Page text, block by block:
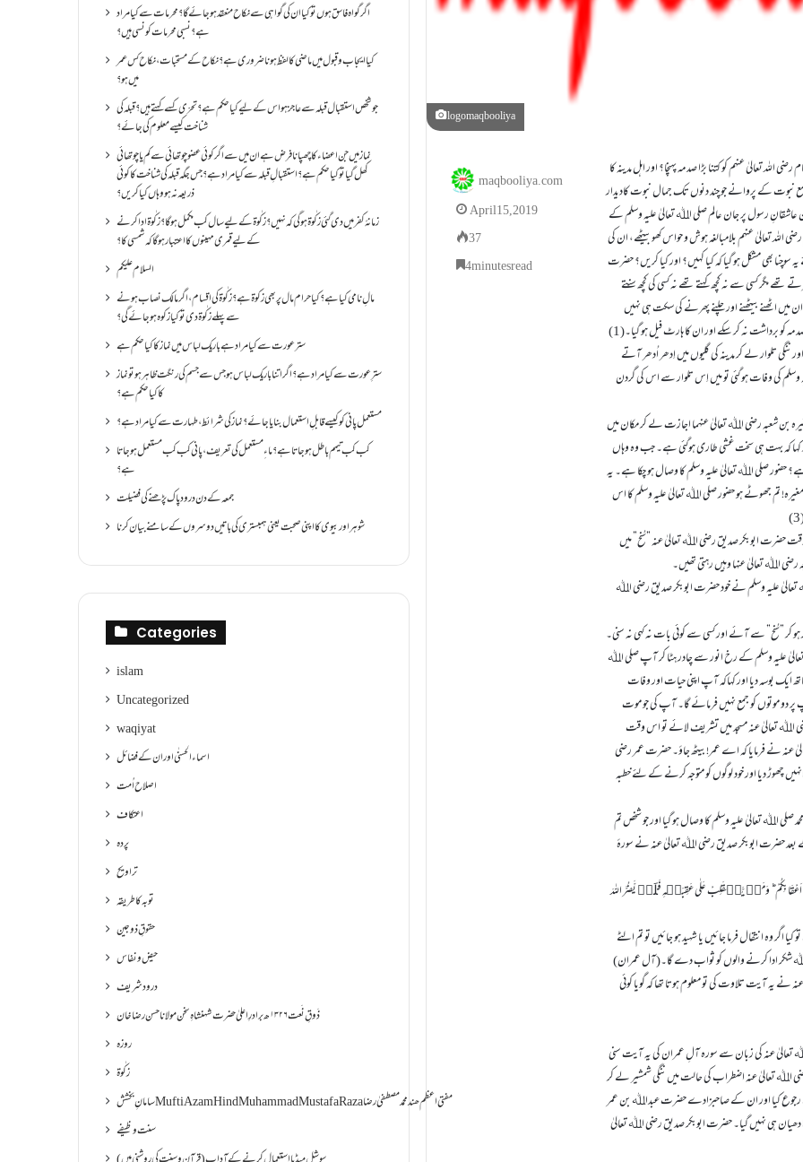
logomaqbooliya
تعالیٰ عنہم کو کتنا بڑا صدمہ پہنچا؟ اور اہل مدینہ کا
نبوت کے پروانے جو چند دنوں تک جمال نبوت کادیدار
رسول پر جان عالم صلی اﷲ تعالیٰ علیہ وسلم کے
اللہ تعالیٰ عنہم بلامبالغہ ہوش و حواس کھو بیٹھے، ان کی
بھی مشکل ہو گیا کہ کیا کہیں؟ اور کیا کریں؟ حضرت
تھے مگر کسی سے نہ کچھ کہتے تھے نہ کسی کی کچھ سنتے
اٹھنے بیٹھنے اور چلنے پھرنے کی سکت ہی نہیں
برداشت نہ کر سکے اور ان کا ہارٹ فیل ہو گیا۔(1)
تلوار لے کر مدینہ کی گلیوں میں اِدھر اُدھر آتے
کی وفات ہو گئی تو میں اِس تلوار سے اس کی گردن
شعبہ رضی اﷲ تعالیٰ عنہما اجازت لے کر مکان میں
کہ بہت ہی سخت غشی طاری ہوگئی ہے۔ جب وہ وہاں
حضور صلی اﷲ تعالیٰ علیہ وسلم کا وصال ہو چکا ہے۔ یہ
تم جھوٹے ہو حضور صلی اﷲ تعالیٰ علیہ وسلم کا اس
حضرت ابوبکر صدیق رضی اﷲ تعالیٰ عنہ ”سُنح” میں
تعالیٰ علیہ وسلم نے خود حضرت ابوبکر صدیق رضی اﷲ
”سُنح” سے آئے اور کسی سے کوئی بات نہ کہی نہ سنی۔
علیہ وسلم کے رخ انور سے چادر ہٹا کر آپ صلی اﷲ
بوسہ دیا اور کہاکہ آپ اپنی حیات اور وفات
دو موتوں کو جمع نہیں فرمائے گا۔ آپ کی جو موت
تعالیٰ عنہ مسجد میں تشریف لائے تو اس وقت
نے فرمایا کہ اے عمر! بیٹھ جاؤ۔ حضرت عمر رضی
چھوڑ دیا اور خود لوگوں کو متوجہ کرنے کے لئے خطبہ
صلی اﷲ تعالیٰ علیہ وسلم کا وصال ہو گیا اور جو شخص تم
بعد حضرت ابوبکر صدیق رضی اﷲ تعالیٰ عنہ نے سورۂ
اَعْقَابِکُمْ ؕ وَمَنۡ یَّنۡقَلِبْ عَلٰی عَقِبَیۡہِ فَلَنۡ یَّضُرَّ اللہَ
وہ انتقال فرما جائیں یا شہید ہو جائیں تو تم الٹے
اﷲ شکر ادا کرنے والوں کو ثواب دے گا۔(آل عمران)
یہ آیت تلاوت کی تو معلوم ہوتا تھا کہ گویا کوئی
عنہ کی زبان سے سوره آلِ عمران کی یہ آیت سنی
رضی اﷲ تعالیٰ عنہ اضطراب کی حالت میں ننگی شمشیر لے کر
رجوع کیا اور ان کے صاحبزادے حضرت عبداﷲ بن عمر
دھیان ہی نہیں گیا۔ حضرت ابوبکر صدیق رضی اﷲ تعالیٰ
maqbooliya.com
April 15, 2019
37
4 minutes read
اگر گواہ فاسق ہوں تو کیا ان کی گواہی سے نکاح منعقد ہو جائے گا؟ محرمات سے کیا مراد
ہے؟ نسبی محرمات کونسی ہیں؟
کیا ایجاب و قبول میں ماضی کا لفظ ہونا ضروری ہے؟ نکاح کے مستحبات، نکاح کس عمر
میں ہو؟
جو شخص استقبال قبلہ سے عاجز ہو اس کے لیے کیا حکم ہے؟ تحرّی کسے کہتے ہیں؟ قبلہ کی
شناخت کیسے معلوم کی جائے؟
نماز میں جن اعضاء کا چھپانا فرض ہے ان میں سے اگر کوئی عضو چوتھائی سے کم یا چوتھائی
کھل گیا تو کیا حکم ہے؟استقبالِ قبلہ سے کیا مراد ہے؟جس جگہ قبلہ کی شناخت کا کوئی
ذریعہ نہ ہو وہاں کیا کریں؟
زمانۂ کفر میں دی گئی زکٰوۃ ہو گی کہ نہیں؟زکٰوۃ کے لیے سال کب مکمل ہو گا؟زکٰوۃ ادا کرنے
کے لیے قمری مہینوں کا اعتبار ہو گا کہ شمسی کا؟
السلام علیکم
مالِ نامی کیا ہے؟ کیا حرام مال پر بھی زکوۃ ہے؟ زکٰوۃ کی اقسام ،اگر مالک نصاب ہونے
سے پہلے زکٰوۃ دی تو کیا زکوه ہو جائےگی؟
ستر عورت سے کیا مراد ہے باریک لباس میں نماز کا کیا حکم ہے
سترِ عورت سے کیا مراد ہے؟اگر اتنا باریک لباس ہو جس سے جسم کی رنگت ظاہر ہو تو نماز
کا کیا حکم ہے؟
مستعمل پانی کو کیسے قابلِ استعمال بنایا جائے؟ نماز کی شرائط ،طہارت سے کیا مراد ہے؟
کب کب تیمم باطل ہو جاتا ہے؟ ماءِ مستعمل کی تعریف ،پانی کب کب مستعمل ہو جاتا
ہے؟
جمعہ کے دن درود پاک پڑھنے کی فضیلت
شوہر اور بیوی کا اپنی صحبت یعنی ہمبستری کی باتیں دوسروں کے سامنے بیان کرنا
Categories
islam
Uncategorized
waqiyat
اسماءالحسنٰی اور ان کے فضائل
اصلاح اُمت
اعتکاف
پردہ
تراویح
توبہ کا طریقہ
حقوقِ ذوجین
حیض و نفاس
درود شریف
ذَوقِ نَعت ۱۳۲۶ھ برادرِ اعلیٰ حضرت شہنشاہِ سخن مولانا حسن رضا خان
روزہ
زکٰوۃ
سامانِ بخشش Mufti Azam Hind Muhammad Mustafa Raza مفتی اعظم ھند محمد مصطفیٰ رضا
سنت وظیفے